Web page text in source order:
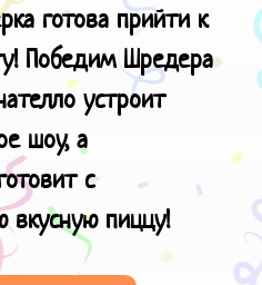
готова прийти к
Победим Шредера
устроит
шоу, а
с
вкусную пиццу!